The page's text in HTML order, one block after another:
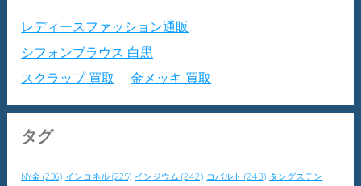
レディースファッション通販
シフォンブラウス 白黒
スクラップ 買取
金メッキ 買取
タグ
NY金 (236) インコネル (225) インジウム (242) コバルト (243) タングステン